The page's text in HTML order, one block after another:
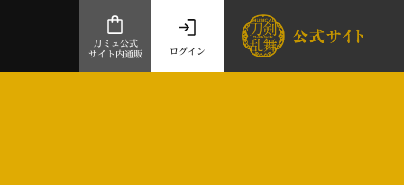
ログイン
刀ミュ公式
サイト内通販